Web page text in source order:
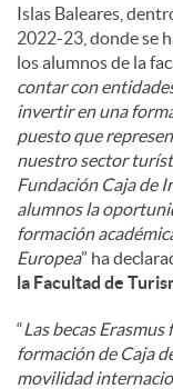
Islas Baleares,
2022-23, donde se
los alumnos de la
contar con
invertir en una
puesto que
nuestro sector
Fundación Caja de
alumnos la
formación
Europea” ha
la Facultad de
“Las becas
formación de Caja
movilidad